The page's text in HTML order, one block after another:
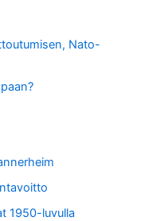
Nato-
1950-luvulla